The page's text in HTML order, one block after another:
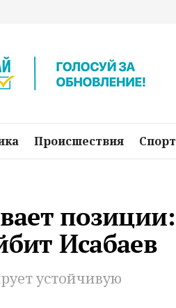
Происшествия Спорт
позиции:
Исабаев
устойчивую